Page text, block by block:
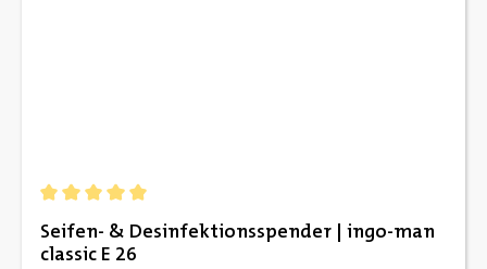
Seifen- & Desinfektionsspender | ingo-man
classic E 26